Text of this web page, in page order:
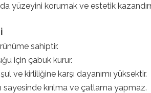
yüzeyini korumak ve estetik
sahiptir.
için çabuk kurur.
ve kirliliğine karşı dayanımı yüksektir.
sayesinde kırılma ve çatlama yapmaz.